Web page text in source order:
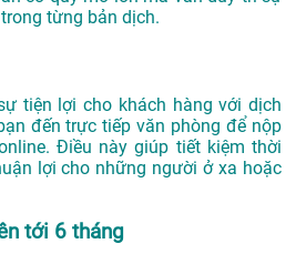
từng bản dịch.
tiện lợi cho khách hàng với dịch
đến trực tiếp văn phòng để nộp
Điều này giúp tiết kiệm thời
lợi cho những người ở xa hoặc
tới 6 tháng